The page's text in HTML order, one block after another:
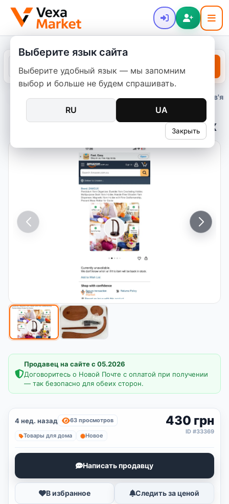
Выберите язык сайта
Выберите удобный язык — мы запомним
выбор и больше не будем спрашивать.
RU UA
Закрыть
Главная/Объявления/Другое/Товары для дома/
Дерев'яний тримач для пряжі ZAMOUX
4 нед. назад 63 просмотров 430 грн
ID #33369
Товары для дома Новое
Написать продавцу
В избранное Следить за ценой
Продавец на сайте с 05.2026
Договоритесь о Новой Почте с оплатой при получении
— так безопасно для обеих сторон.